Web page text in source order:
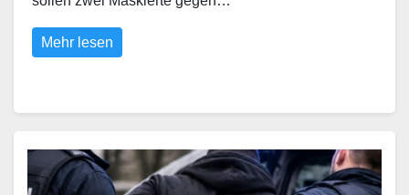
Mehr lesen